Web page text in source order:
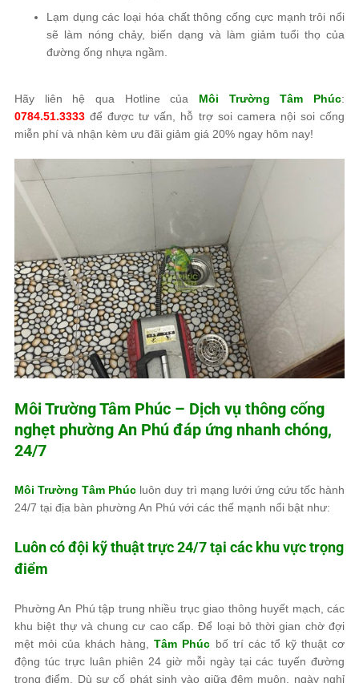
Lạm dụng các loại hóa chất thông cống cực mạnh trôi nổi
sẽ làm nóng chảy, biến dạng và làm giảm tuổi thọ của
đường ống nhựa ngầm.
Hãy liên hệ qua Hotline của Môi Trường Tâm Phúc:
0784.51.3333 để được tư vấn, hỗ trợ soi camera nội soi cống
miễn phí và nhận kèm ưu đãi giảm giá 20% ngay hôm nay!
Môi Trường Tâm Phúc – Dịch vụ thông cống
nghẹt phường An Phú đáp ứng nhanh chóng,
24/7
Môi Trường Tâm Phúc luôn duy trì mạng lưới ứng cứu tốc hành
24/7 tại địa bàn phường An Phú với các thế mạnh nổi bật như:
Luôn có đội kỹ thuật trực 24/7 tại các khu vực trọng
điểm
Phường An Phú tập trung nhiều trục giao thông huyết mạch, các
khu biệt thự và chung cư cao cấp. Để loại bỏ thời gian chờ đợi
mệt mỏi của khách hàng,Tâm Phúc bố trí các tổ kỹ thuật cơ
động túc trực luân phiên 24 giờ mỗi ngày tại các tuyến đường
trọng điểm. Dù sự cố phát sinh vào giữa đêm muộn, ngày nghỉ